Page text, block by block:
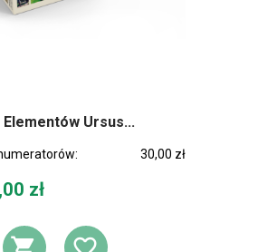
Ursus...
30,00 zł
zł